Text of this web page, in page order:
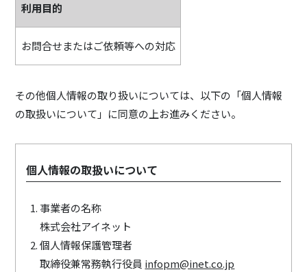
利用目的
お問合せまたはご依頼等への対応
その他個人情報の取り扱いについては、以下の「個人情報
の取扱いについて」に同意の上お進みください。
個人情報の取扱いについて
事業者の名称
株式会社アイネット
個人情報保護管理者
取締役兼常務執行役員 infopm@inet.co.jp